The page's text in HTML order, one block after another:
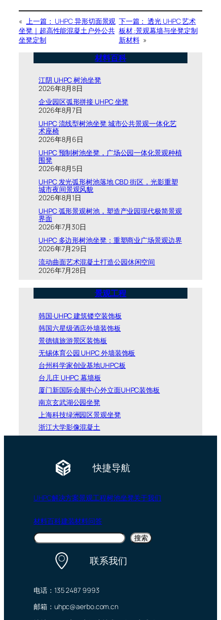
« 上一篇： UHPC 异形切面景观
坐凳｜超高性能混凝土户外公共
坐凳定制
下一篇： 透光 UHPC 艺术
板材 :景观幕墙与坐凳定制
新材料 »
材料百科
江阴 UHPC 树池坐凳
2026年8月8日
企业园区弧形拼接 UHPC 坐凳
2026年8月7日
UHPC 流线型树池坐凳 城市公共景观一体化艺
术座椅
2026年8月6日
UHPC 预制树池坐凳，广场公园一体化景观种植
围凳
2026年8月5日
UHPC 发光弧形树池落地 CBD 街区，光影重塑
城市夜间景观风貌
2026年8月1日
UHPC 弧形景观树池，塑造产业园现代极简景观
界面
2026年7月30日
UHPC 多边形树池坐凳：重塑商业广场景观边界
2026年7月29日
流动曲面艺术混凝土打造公园休闲空间
2026年7月28日
景观工程
韩国·UHPC 建筑镂空装饰板
韩国六星级酒店外墙装饰板
景德镇旅游景区装饰板
无锡体育公园 UHPC 外墙装饰板
台州科学家创业基地UHPC板
台儿庄 UHPC 幕墙板
厦门新国际会展中心外立面UHPC装饰板
南京玄武湖公园坐凳
上海科技绿洲园区景观坐凳
浙江大学影像混凝土
快捷导航
UHPC解决方案景观工程树池坐凳关于我们
材料百科建装材料问答
搜
索
搜索
联系我们
电话：135 2487 9993
邮箱：uhpc@aerbo.com.cn